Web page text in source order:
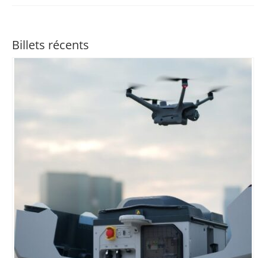
Billets récents